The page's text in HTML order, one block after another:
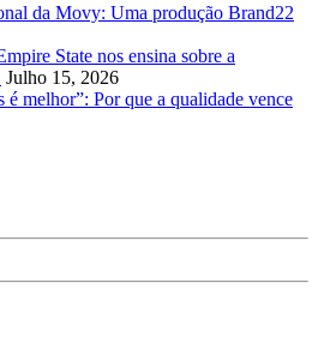
da Movy: Uma produção Brand22
State nos ensina sobre a
Julho 15, 2026
é melhor”: Por que a qualidade vence